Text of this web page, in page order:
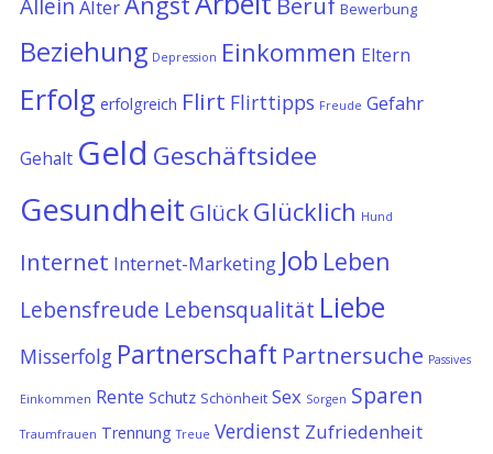
Alter Bewerbung
Beziehung Depression Einkommen Eltern
Erfolg erfolgreich Flirt Flirttipps Freude Gefahr
Gehalt Geld Geschäftsidee
Gesundheit GlückGlücklich Hund
Internet Internet-Marketing Job Leben
Lebensfreude Lebensqualität Liebe
Misserfolg Partnerschaft Partnersuche Passives
Einkommen Rente Schutz Schönheit Sex Sorgen Sparen
Traumfrauen Trennung Treue Verdienst Zufriedenheit